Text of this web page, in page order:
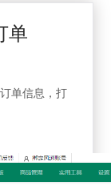
单
单信息，打